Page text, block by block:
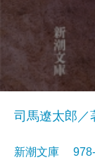
司馬遼太郎／
新潮文庫